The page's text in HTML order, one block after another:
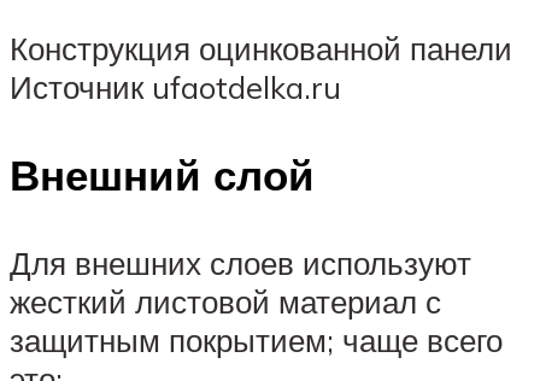
Конструкция оцинкованной панели
Источник ufaotdelka.ru
Внешний слой
Для внешних слоев используют
жесткий листовой материал с
защитным покрытием; чаще всего